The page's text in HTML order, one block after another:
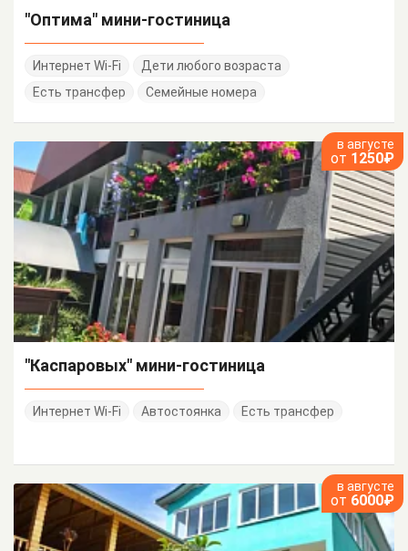
"Оптима" мини-гостиница
Интернет Wi-Fi
Дети любого возраста
Есть трансфер
Семейные номера
в августе
от 1250₽
"Каспаровых" мини-гостиница
Интернет Wi-Fi Автостоянка Есть трансфер
в августе
от 6000₽